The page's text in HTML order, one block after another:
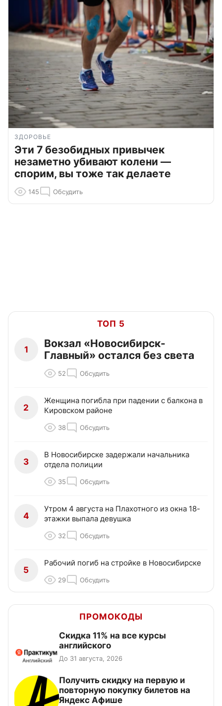
ЗДОРОВЬЕ
Эти 7 безобидных привычек
незаметно убивают колени —
спорим, вы тоже так делаете
145 Обсудить
ТОП 5
1
Вокзал «Новосибирск-
Главный» остался без света
52 Обсудить
2
Женщина погибла при падении с балкона в
Кировском районе
38 Обсудить
3
В Новосибирске задержали начальника
отдела полиции
35 Обсудить
4
Утром 4 августа на Плахотного из окна 18-
этажки выпала девушка
32 Обсудить
5
Рабочий погиб на стройке в Новосибирске
29 Обсудить
ПРОМОКОДЫ
Скидка 11% на все курсы
английского
До 31 августа, 2026
Получить скидку на первую и
повторную покупку билетов на
Яндекс Афише